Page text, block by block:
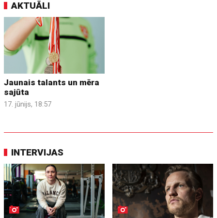
AKTUĀLI
Jaunais talants un mēra
sajūta
17. jūnijs, 18:57
INTERVIJAS